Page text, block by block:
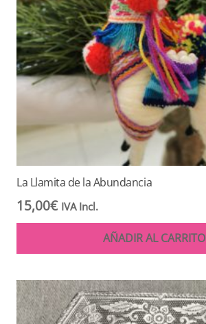
La Llamita de la Abundancia
15,00€ IVA Incl.
AÑADIR AL CARRITO